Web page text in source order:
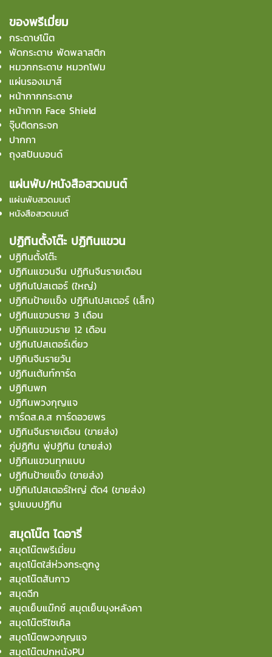
ของพรีเมี่ยม
กระดาษโน๊ต
พัดกระดาษ พัดพลาสติก
หมวกกระดาษ หมวกโฟม
แผ่นรองเมาส์
หน้ากากกระดาษ
หน้ากาก Face Shield
จุ๊บติดกระจก
ปากกา
ถุงสปันบอนด์
แผ่นพับ/หนังสือสวดมนต์
แผ่นพับสวดมนต์
หนังสือสวดมนต์
ปฏิทินตั้งโต๊ะ ปฏิทินแขวน
ปฏิทินตั้งโต๊ะ
ปฏิทินแขวนจีน ปฏิทินจีนรายเดือน
ปฏิทินโปสเตอร์ (ใหญ่)
ปฏิทินป้ายเเข็ง ปฏิทินโปสเตอร์ (เล็ก)
ปฏิทินแขวนราย 3 เดือน
ปฏิทินแขวนราย 12 เดือน
ปฏิทินโปสเตอร์เดี่ยว
ปฏิทินจีนรายวัน
ปฏิทินเต้นท์การ์ด
ปฏิทินพก
ปฏิทินพวงกุญแจ
การ์ดส.ค.ส การ์ดอวยพร
ปฏิทินจีนรายเดือน (ขายส่ง)
ภู่ปฏิทิน พู่ปฏิทิน (ขายส่ง)
ปฏิทินแขวนทุกแบบ
ปฏิทินป้ายแข็ง (ขายส่ง)
ปฏิทินโปสเตอร์ใหญ่ ตัด4 (ขายส่ง)
รูปแบบปฏิทิน
สมุดโน๊ต ไดอารี่
สมุดโน๊ตพรีเมี่ยม
สมุดโน๊ตใส่ห่วงกระดูกงู
สมุดโน๊ตสันกาว
สมุดฉีก
สมุดเย็บแม๊กซ์ สมุดเย็บมุงหลังคา
สมุดโน๊ตรีไซเคิล
สมุดโน๊ตพวงกุญแจ
สมุดโน๊ตปกหนังPU